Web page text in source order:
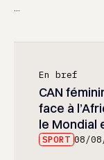
En bref
CAN
face à
le Mondial
SPORT 08/